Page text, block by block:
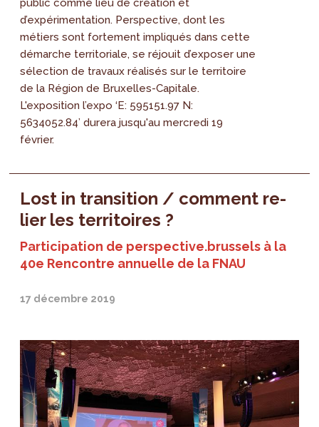
public comme lieu de création et
d’expérimentation. Perspective, dont les
métiers sont fortement impliqués dans cette
démarche territoriale, se réjouit d’exposer une
sélection de travaux réalisés sur le territoire
de la Région de Bruxelles-Capitale.
L'exposition l’expo ‘E: 595151.97 N:
5634052.84’ durera jusqu'au mercredi 19
février.
Lost in transition / comment re-
lier les territoires ?
Participation de perspective.brussels à la
40e Rencontre annuelle de la FNAU
17 décembre 2019